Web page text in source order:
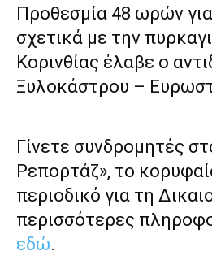
Προθεσμία 48 ωρών
σχετικά με την
Κορινθίας έλαβε ο
Ξυλοκάστρου –
Γίνετε συνδρομητές
Ρεπορτάζ», το
περιοδικό για τη
περισσότερες
εδώ.